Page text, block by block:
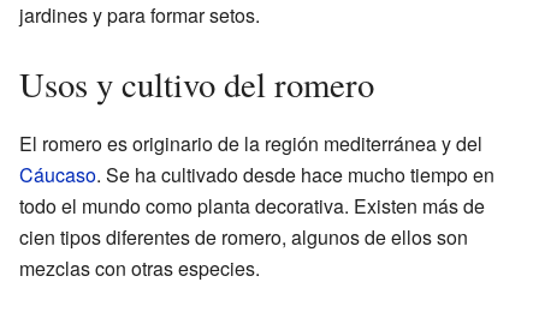
jardines y para formar setos.
Usos y cultivo del romero
El romero es originario de la región mediterránea y del
Cáucaso. Se ha cultivado desde hace mucho tiempo en
todo el mundo como planta decorativa. Existen más de
cien tipos diferentes de romero, algunos de ellos son
mezclas con otras especies.